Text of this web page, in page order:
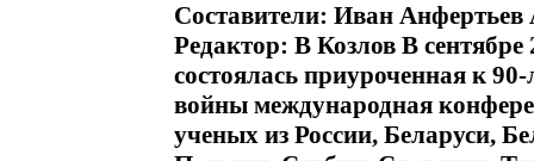
Составители: Иван
Редактор: В Козлов В
состоялась приуроченная к
войны международная
ученых из России, Беларуси,